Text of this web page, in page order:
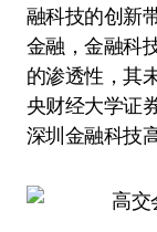
融科技的创新
金融，金融科
的渗透性，其
央财经大学证
深圳金融科技